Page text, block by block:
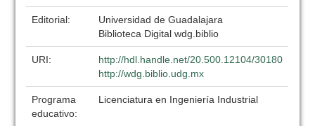
Editorial:
Universidad de Guadalajara
Biblioteca Digital wdg.biblio
URI:
http://hdl.handle.net/20.500.12104/30180
http://wdg.biblio.udg.mx
Programa
educativo:
Licenciatura en Ingeniería Industrial